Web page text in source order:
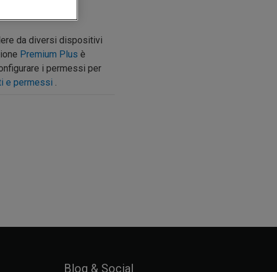
da diversi dispositivi
Premium Plus è
i permessi per
e permessi .
Blog & Social